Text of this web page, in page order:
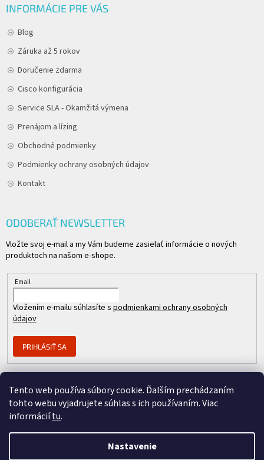
Tento web používa súbory cookie. Ďalším prechádzaním
tohto webu vyjadrujete súhlas s ich používaním. Viac
informáciítu.
Nastavenie
INFORMÁCIE PRE VÁS
Blog
Záruka až 5 rokov
Doručenie zdarma
Cisco konfigurácia
Service SLA - Okamžitá výmena
Prenájom a lízing
Obchodné podmienky
Podmienky ochrany osobných údajov
Kontakt
ODOBERAŤ NEWSLETTER
Vložte svoj e-mail a my Vám budeme zasielať informácie o nových
produktoch na našom e-shope.
Email
Vložením e-mailu súhlasíte s podmienkami ochrany osobných
údajov
PRIHLÁSIŤ SA
Člen skupiny
REPASOVANÉ CISCO. Všetky práva vyhradené.